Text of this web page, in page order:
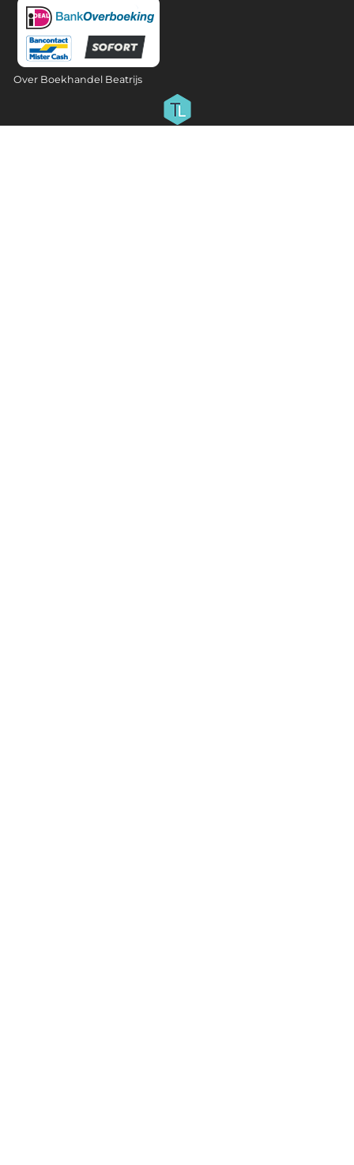
Over Boekhandel Beatrijs